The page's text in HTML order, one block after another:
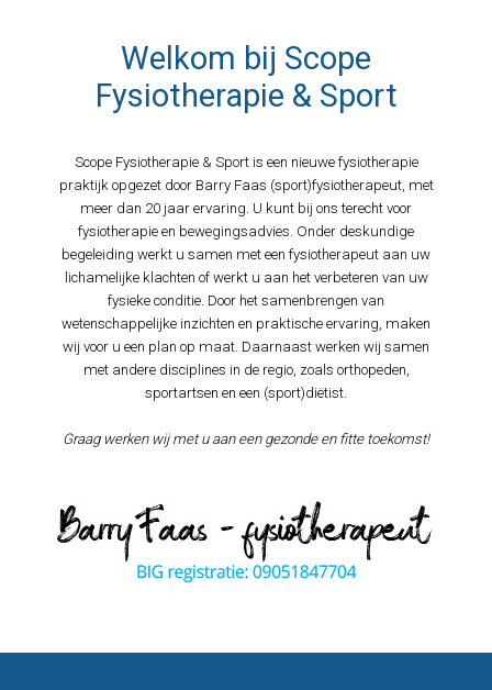
Welkom bij Scope
Fysiotherapie & Sport
Scope Fysiotherapie & Sport is een nieuwe fysiotherapie
praktijk opgezet door Barry Faas (sport)fysiotherapeut, met
meer dan 20 jaar ervaring. U kunt bij ons terecht voor
fysiotherapie en bewegingsadvies. Onder deskundige
begeleiding werkt u samen met een fysiotherapeut aan uw
lichamelijke klachten of werkt u aan het verbeteren van uw
fysieke conditie. Door het samenbrengen van
wetenschappelijke inzichten en praktische ervaring, maken
wij voor u een plan op maat. Daarnaast werken wij samen
met andere disciplines in de regio, zoals orthopeden,
sportartsen en een (sport)diëtist.
Graag werken wij met u aan een gezonde en fitte toekomst!